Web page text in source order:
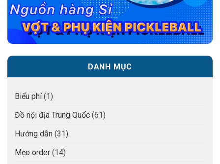
DANH MỤC
Biểu phí(1)
Đồ nội địa Trung Quốc (61)
Hướng dẫn (31)
Mẹo order (14)